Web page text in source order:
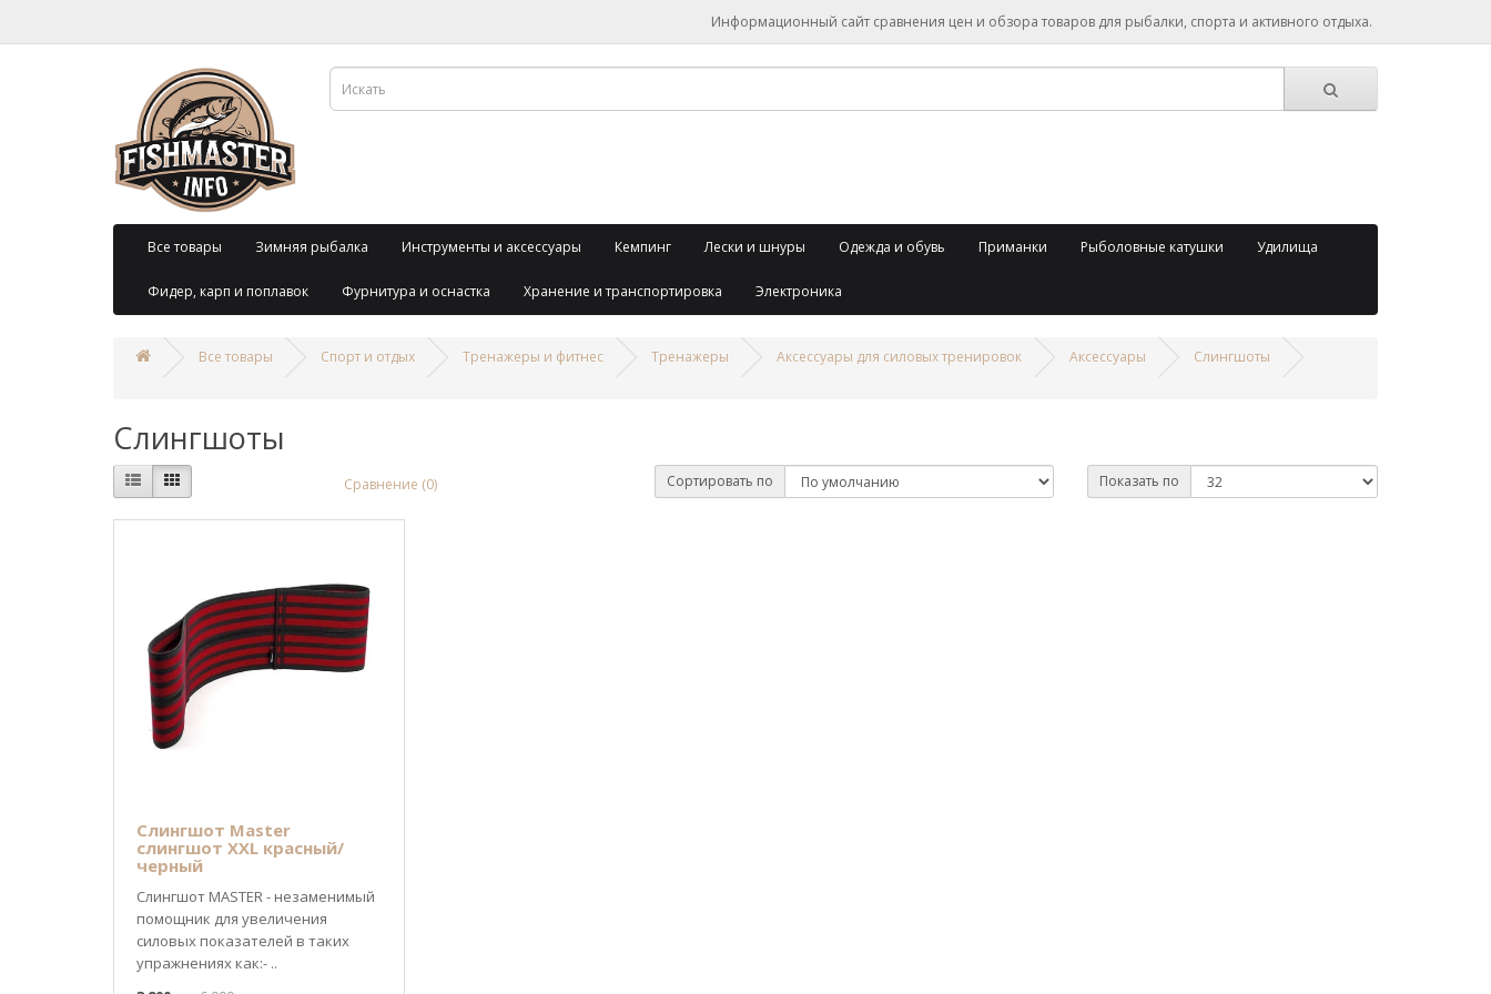
Информационный сайт сравнения цен и обзора товаров для рыбалки, спорта и активного отдыха.
Все товары Зимняя рыбалка Инструменты и аксессуары Кемпинг Лески и шнуры Одежда и обувь Приманки Рыболовные катушки Удилища
Фидер, карп и поплавок Фурнитура и оснастка Хранение и транспортировка Электроника
Все товары Спорт и отдых Тренажеры и фитнес Тренажеры Аксессуары для силовых тренировок Аксессуары Слингшоты
Слингшоты
Сравнение (0) Сортировать по Показать по
Слингшот Master
слингшот XXL красный/
черный
Слингшот MASTER - незаменимый
помощник для увеличения
силовых показателей в таких
упражнениях как:- ..